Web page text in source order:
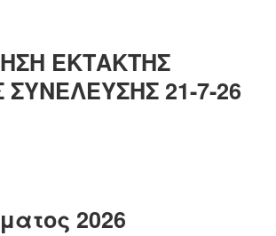
ΕΚΤΑΚΤΗΣ
ΣΥΝΕΛΕΥΣΗΣ 21-7-26
2026